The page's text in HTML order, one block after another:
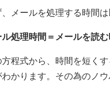
、メールを処理する時間
ル処理時間＝メールを読
方程式から、時間を短く
かります。その為のノ